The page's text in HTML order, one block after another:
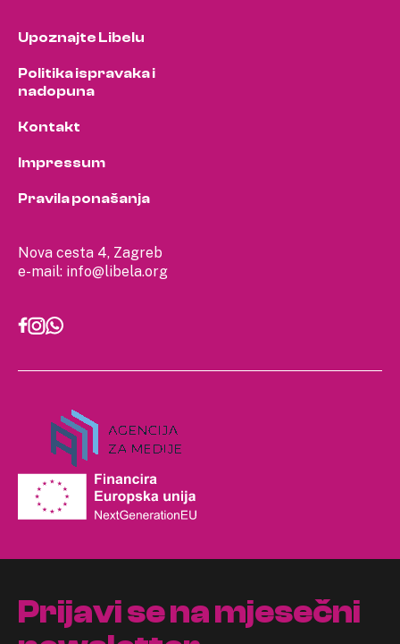
Nova cesta 4, Zagreb
e-mail: info@libela.org
Upoznajte Libelu
Politika ispravaka i
nadopuna
Kontakt
Impressum
Pravila ponašanja
Prijavi se na mjesečni